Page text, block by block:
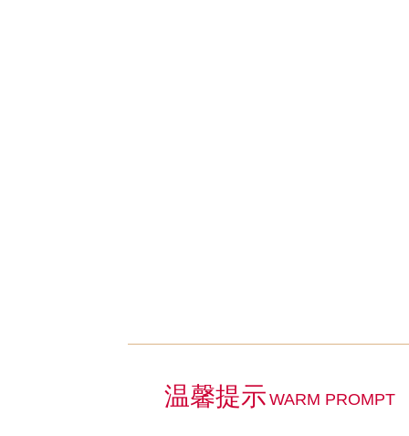
温馨提示 WARM PROMPT